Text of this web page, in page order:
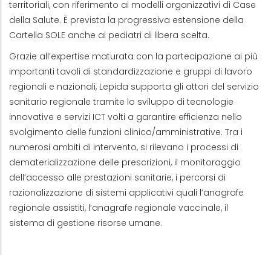
territoriali, con riferimento ai modelli organizzativi di Case
della Salute. È prevista la progressiva estensione della
Cartella SOLE anche ai pediatri di libera scelta.
Grazie all’expertise maturata con la partecipazione ai più
importanti tavoli di standardizzazione e gruppi di lavoro
regionali e nazionali, Lepida supporta gli attori del servizio
sanitario regionale tramite lo sviluppo di tecnologie
innovative e servizi ICT volti a garantire efficienza nello
svolgimento delle funzioni clinico/amministrative. Tra i
numerosi ambiti di intervento, si rilevano i processi di
dematerializzazione delle prescrizioni, il monitoraggio
dell’accesso alle prestazioni sanitarie, i percorsi di
razionalizzazione di sistemi applicativi quali l’anagrafe
regionale assistiti, l’anagrafe regionale vaccinale, il
sistema di gestione risorse umane.